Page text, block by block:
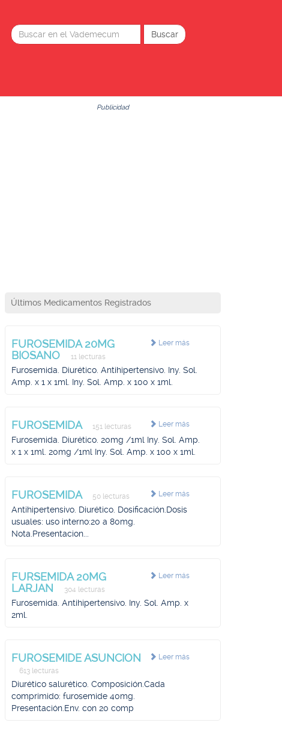
Publicidad
Últimos Medicamentos Registrados
Leer más
FUROSEMIDA 20MG
BIOSANO
11 lecturas
Furosemida. Diurético. Antihipertensivo. Iny. Sol.
Amp. x 1 x 1ml. Iny. Sol. Amp. x 100 x 1ml.
Leer más
FUROSEMIDA 151 lecturas
Furosemida. Diurético. 20mg /1ml Iny. Sol. Amp.
x 1 x 1ml. 20mg /1ml Iny. Sol. Amp. x 100 x 1ml.
Leer más
FUROSEMIDA 50 lecturas
Antihipertensivo. Diurético. Dosificación.Dosis
usuales: uso interno:20 a 80mg.
Nota.Presentacion...
Leer más
FURSEMIDA 20MG
LARJAN
304 lecturas
Furosemida. Antihipertensivo. Iny. Sol. Amp. x
2ml.
Leer más
FUROSEMIDE ASUNCION
613 lecturas
Diurético salurético. Composición.Cada
comprimido: furosemide 40mg.
Presentación.Env. con 20 comp